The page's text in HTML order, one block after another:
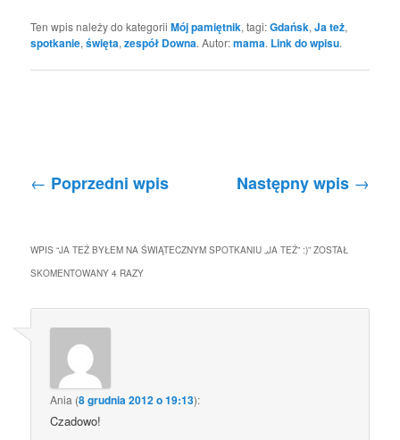
Ten wpis należy do kategoriiMój pamiętnik, tagi:Gdańsk,Ja też,
spotkanie,święta,zespół Downa. Autor:mama. Link do wpisu.
Nawigacja po wpisach
← Poprzedni wpis Następny wpis →
WPIS “JA TEŻ BYŁEM NA ŚWIĄTECZNYM SPOTKANIU „JA TEŻ” :)” ZOSTAŁ
SKOMENTOWANY 4 RAZY
Ania (8 grudnia 2012 o 19:13):
Czadowo!